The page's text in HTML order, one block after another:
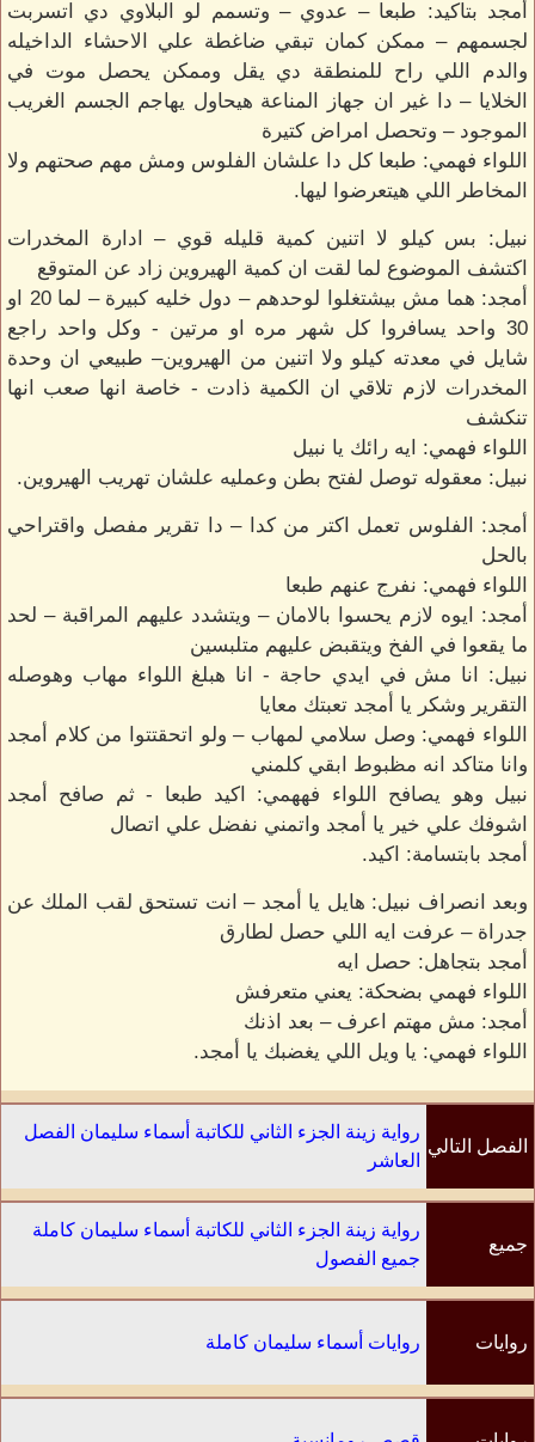
أمجد بتاكيد: طبعا – عدوي – وتسمم لو البلاوي دي اتسربت
لجسمهم – ممكن كمان تبقي ضاغطة علي الاحشاء الداخيله
والدم اللي راح للمنطقة دي يقل وممكن يحصل موت في
الخلايا – دا غير ان جهاز المناعة هيحاول يهاجم الجسم الغريب
الموجود – وتحصل امراض كتيرة
اللواء فهمي: طبعا كل دا علشان الفلوس ومش مهم صحتهم ولا
المخاطر اللي هيتعرضوا ليها.
نبيل: بس كيلو لا اتنين كمية قليله قوي – ادارة المخدرات
اكتشف الموضوع لما لقت ان كمية الهيروين زاد عن المتوقع
أمجد: هما مش بيشتغلوا لوحدهم – دول خليه كبيرة – لما 20 او
30 واحد يسافروا كل شهر مره او مرتين - وكل واحد راجع
شايل في معدته كيلو ولا اتنين من الهيروين– طبيعي ان وحدة
المخدرات لازم تلاقي ان الكمية ذادت - خاصة انها صعب انها
تنكشف
اللواء فهمي: ايه رائك يا نبيل
نبيل: معقوله توصل لفتح بطن وعمليه علشان تهريب الهيروين.
أمجد: الفلوس تعمل اكتر من كدا – دا تقرير مفصل واقتراحي
بالحل
اللواء فهمي: نفرج عنهم طبعا
أمجد: ايوه لازم يحسوا بالامان – ويتشدد عليهم المراقبة – لحد
ما يقعوا في الفخ ويتقبض عليهم متلبسين
نبيل: انا مش في ايدي حاجة - انا هبلغ اللواء مهاب وهوصله
التقرير وشكر يا أمجد تعبتك معايا
اللواء فهمي: وصل سلامي لمهاب – ولو اتحقتتوا من كلام أمجد
وانا متاكد انه مظبوط ابقي كلمني
نبيل وهو يصافح اللواء فههمي: اكيد طبعا - ثم صافح أمجد
اشوفك علي خير يا أمجد واتمني نفضل علي اتصال
أمجد بابتسامة: اكيد.
وبعد انصراف نبيل: هايل يا أمجد – انت تستحق لقب الملك عن
جدراة – عرفت ايه اللي حصل لطارق
أمجد بتجاهل: حصل ايه
اللواء فهمي بضحكة: يعني متعرفش
أمجد: مش مهتم اعرف – بعد اذنك
اللواء فهمي: يا ويل اللي يغضبك يا أمجد.
الفصل التالي
رواية زينة الجزء الثاني للكاتبة أسماء سليمان الفصل
العاشر
جميع
رواية زينة الجزء الثاني للكاتبة أسماء سليمان كاملة
جميع الفصول
روايات روايات أسماء سليمان كاملة